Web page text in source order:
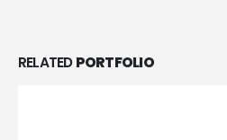
RELATEDPORTFOLIO